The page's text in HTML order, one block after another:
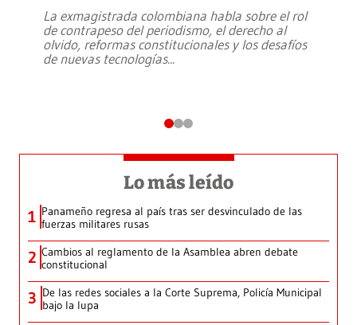
La exmagistrada colombiana habla sobre el rol
de contrapeso del periodismo, el derecho al
olvido, reformas constitucionales y los desafíos
de nuevas tecnologías...
Lo más leído
1 Panameño regresa al país tras ser desvinculado de las
fuerzas militares rusas
2 Cambios al reglamento de la Asamblea abren debate
constitucional
3 De las redes sociales a la Corte Suprema, Policía Municipal
bajo la lupa